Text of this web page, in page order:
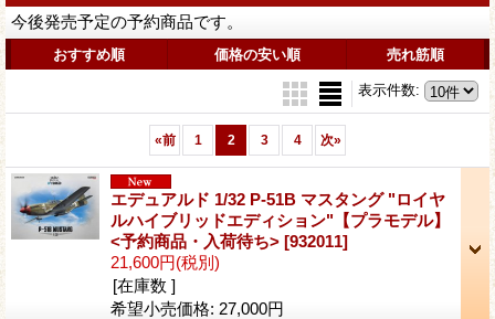
今後発売予定の予約商品です。
おすすめ順 価格の安い順 売れ筋順
表示件数:
«前 1 2 3 4 次»
エデュアルド 1/32 P-51B マスタング "ロイヤ
ルハイブリッドエディション"【プラモデル】
<予約商品・入荷待ち> [932011]
21,600円(税別)
[在庫数 ]
希望小売価格: 27,000円